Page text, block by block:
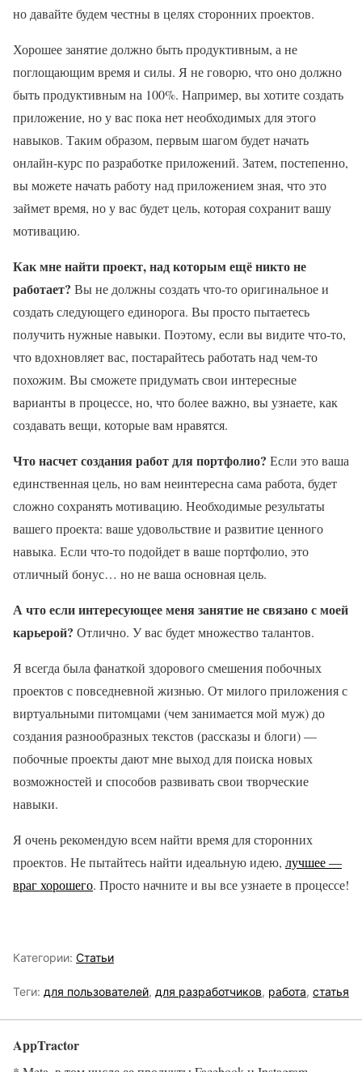
но давайте будем честны в целях сторонних проектов.
Хорошее занятие должно быть продуктивным, а не
поглощающим время и силы. Я не говорю, что оно должно
быть продуктивным на 100%. Например, вы хотите создать
приложение, но у вас пока нет необходимых для этого
навыков. Таким образом, первым шагом будет начать
онлайн-курс по разработке приложений. Затем, постепенно,
вы можете начать работу над приложением зная, что это
займет время, но у вас будет цель, которая сохранит вашу
мотивацию.
Как мне найти проект, над которым ещё никто не
работает? Вы не должны создать что-то оригинальное и
создать следующего единорога. Вы просто пытаетесь
получить нужные навыки. Поэтому, если вы видите что-то,
что вдохновляет вас, постарайтесь работать над чем-то
похожим. Вы сможете придумать свои интересные
варианты в процессе, но, что более важно, вы узнаете, как
создавать вещи, которые вам нравятся.
Что насчет создания работ для портфолио? Если это ваша
единственная цель, но вам неинтересна сама работа, будет
сложно сохранять мотивацию. Необходимые результаты
вашего проекта: ваше удовольствие и развитие ценного
навыка. Если что-то подойдет в ваше портфолио, это
отличный бонус… но не ваша основная цель.
А что если интересующее меня занятие не связано с моей
карьерой? Отлично. У вас будет множество талантов.
Я всегда была фанаткой здорового смешения побочных
проектов с повседневной жизнью. От милого приложения с
виртуальными питомцами (чем занимается мой муж) до
создания разнообразных текстов (рассказы и блоги) —
побочные проекты дают мне выход для поиска новых
возможностей и способов развивать свои творческие
навыки.
Я очень рекомендую всем найти время для сторонних
проектов. Не пытайтесь найти идеальную идею, лучшее —
враг хорошего. Просто начните и вы все узнаете в процессе!
Категории: Статьи
Теги: для пользователей, для разработчиков, работа, статья
AppTractor